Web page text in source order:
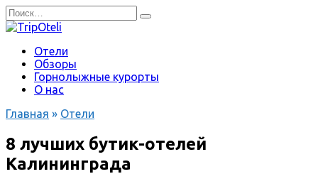
Перейти
к
содержанию
Search
for:
Отели
Обзоры
Горнолыжные курорты
О нас
Главная » Отели
8 лучших бутик-отелей
Калининграда